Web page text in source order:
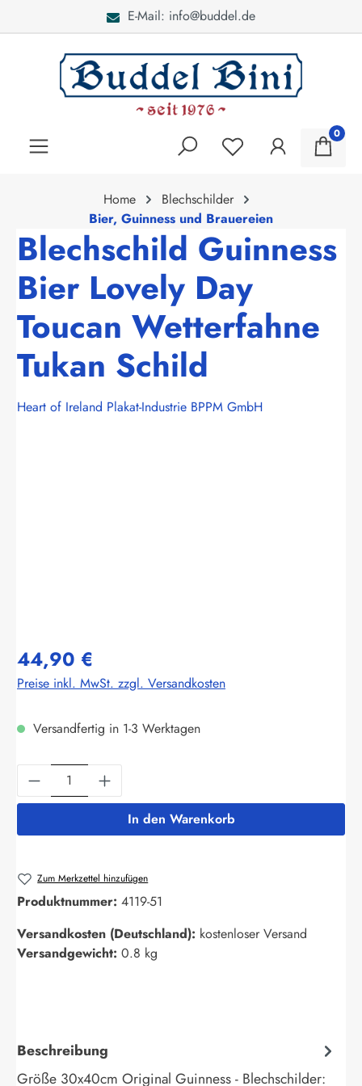
E-Mail: info@buddel.de
0
Home
Blechschilder
Bier, Guinness und Brauereien
Blechschild Guinness
Bier Lovely Day
Toucan Wetterfahne
Tukan Schild
Heart of Ireland Plakat-Industrie BPPM GmbH
44,90 €
Preise inkl. MwSt. zzgl. Versandkosten
Versandfertig in 1-3 Werktagen
Produkt Anzahl: Gib den gewünschten
In den Warenkorb
Zum Merkzettel hinzufügen
Produktnummer: 4119-51
Versandkosten (Deutschland): kostenloser Versand
Versandgewicht: 0.8 kg
Beschreibung
Größe 30x40cm Original Guinness - Blechschilder: